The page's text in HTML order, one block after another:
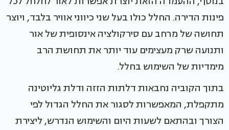
פינות הדירה. החלל כולו בעל שני כיווני אוויר בלבד, ויוצר
תחושה של מרחב עם סירקולציה אינסופית של אור
ותנועה שרק מעצימים עוד יותר את תחושת הרב
מימדיות של השימוש בחלל.
בתוך הקוביה נחבאות דלתות הזזה ודלת גליוטינה
מתקפלת, המאפשרות לסגור את החלל הגדול לפי
הצורך ובהתאם לשעות היום והשימוש הנדרש, ליצירת